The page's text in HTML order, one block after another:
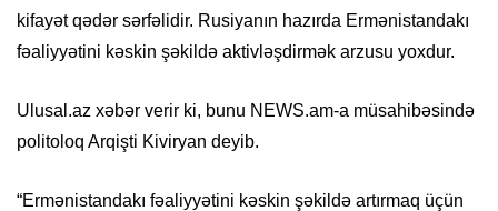
kifayət qədər sərfəlidir. Rusiyanın hazırda Ermənistandakı
fəaliyyətini kəskin şəkildə aktivləşdirmək arzusu yoxdur.
Ulusal.az xəbər verir ki, bunu NEWS.am-a müsahibəsində
politoloq Arqişti Kiviryan deyib.
“Ermənistandakı fəaliyyətini kəskin şəkildə artırmaq üçün